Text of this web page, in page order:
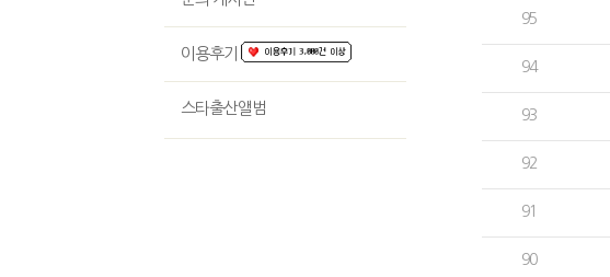
이용후기
스타출산앨범
95
94
93
92
91
90